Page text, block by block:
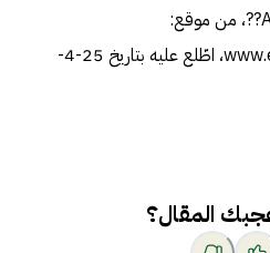
، من موقع:
www.electronicshub.org، اطّلع عليه بتاريخ 25-4-
المقال؟